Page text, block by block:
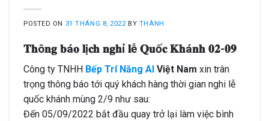
POSTED ON 31 THÁNG 8, 2022 BY THÀNH
𝐓𝐡ô𝐧𝐠 𝐛á𝐨 𝐥ị𝐜𝐡 𝐧𝐠𝐡ỉ 𝐥ễ 𝐐𝐮ố𝐜 𝐊𝐡á𝐧𝐡 𝟎𝟐-𝟎𝟗
Công ty TNHH Bếp Trí Năng AI Việt Nam xin trân
trọng thông báo tới quý khách hàng thời gian nghi lễ
quốc khánh mùng 2/9 như sau:
Đến 05/09/2022 bắt đầu quay trở lại làm việc bình